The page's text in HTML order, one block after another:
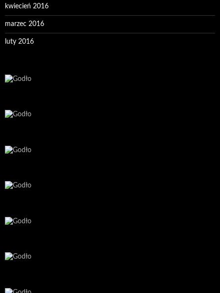
kwiecień 2016
marzec 2016
luty 2016